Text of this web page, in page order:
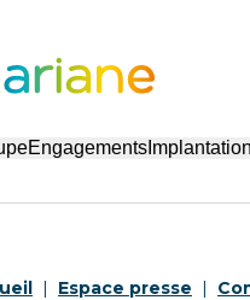
Engagements
Espace presse